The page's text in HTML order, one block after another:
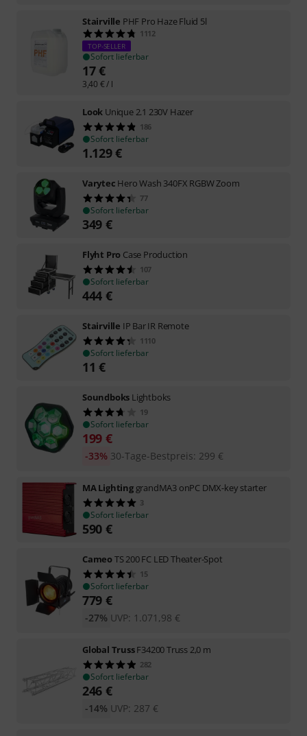
Stairville PHF Pro Haze Fluid 5l
1112
TOP-SELLER
Sofort lieferbar
17€
3,40 €/ l
Look Unique 2.1 230V Hazer
186
Sofort lieferbar
1.129€
Varytec Hero Wash 340FX RGBW Zoom
77
Sofort lieferbar
349 €
Flyht Pro Case Production
107
Sofort lieferbar
444 €
Stairville IP Bar IR Remote
1110
Sofort lieferbar
11 €
Soundboks Lightboks
19
Sofort lieferbar
199 €
30-Tage-Bestpreis: 299 €
-33%
MA Lighting grandMA3 onPC DMX-key starter
3
Sofort lieferbar
590 €
CameoTS 200 FC LED Theater-Spot
15
Sofort lieferbar
779 €
UVP: 1.071,98 €
-27%
Global TrussF34200 Truss 2,0 m
282
Sofort lieferbar
246 €
UVP: 287 €
-14%